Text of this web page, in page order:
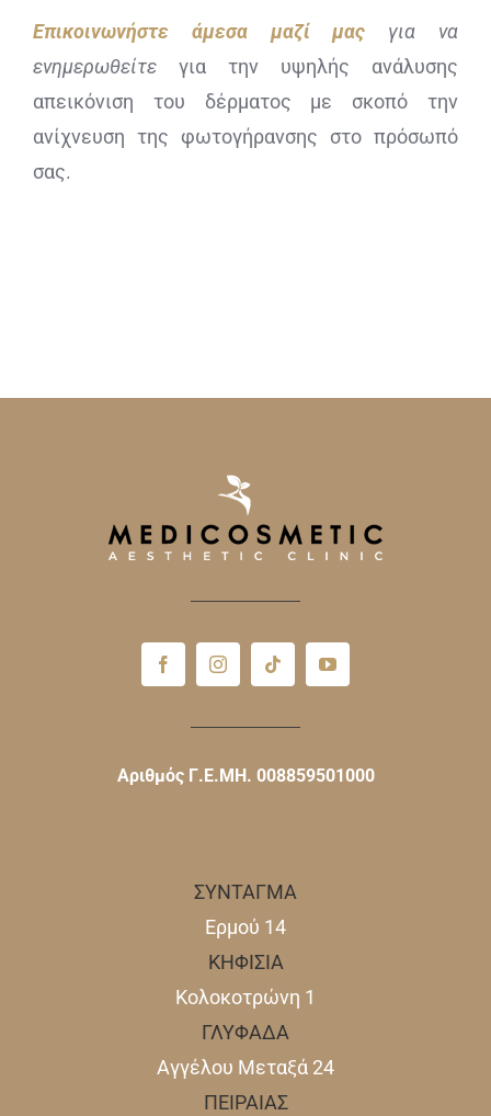
Επικοινωνήστε άμεσα μαζί μας για να
ενημερωθείτεγια την υψηλής ανάλυσης
απεικόνιση του δέρματος με σκοπό την
ανίχνευση της φωτογήρανσης στο πρόσωπό
σας.
Αριθμός Γ.Ε.ΜΗ. 008859501000
ΣΥΝΤΑΓΜΑ
Ερμού 14
ΚΗΦΙΣΙΑ
Κολοκοτρώνη 1
ΓΛΥΦΑΔΑ
Αγγέλου Μεταξά 24
ΠΕΙΡΑΙΑΣ